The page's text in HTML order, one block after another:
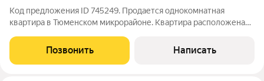
Код предложения ID 745249. Продается однокомнатная
квартира в Тюменском микрорайоне. Квартира расположена
необходимо обновить. Балкон застеклен. При продаже
остается частично мебель и
Позвонить Написать